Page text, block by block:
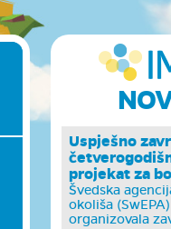
Uspješno
projekat za
Švedska
okoliša
organizovala